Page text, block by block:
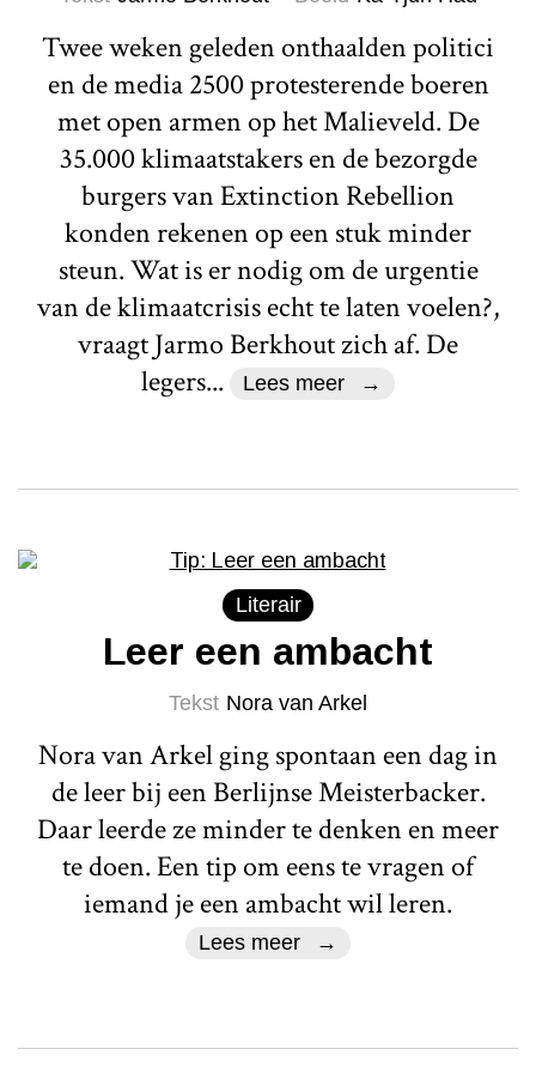
Twee weken geleden onthaalden politici
en de media 2500 protesterende boeren
met open armen op het Malieveld. De
35.000 klimaatstakers en de bezorgde
burgers van Extinction Rebellion
konden rekenen op een stuk minder
steun. Wat is er nodig om de urgentie
van de klimaatcrisis echt te laten voelen?,
vraagt Jarmo Berkhout zich af. De
legers...
Lees meer
Literair
Leer een ambacht
Tekst Nora van Arkel
Nora van Arkel ging spontaan een dag in
de leer bij een Berlijnse Meisterbacker.
Daar leerde ze minder te denken en meer
te doen. Een tip om eens te vragen of
iemand je een ambacht wil leren.
Lees meer